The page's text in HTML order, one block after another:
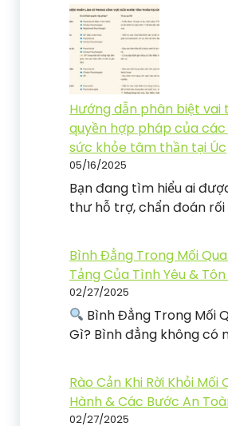
Hướng dẫn phân biệt
quyền hợp pháp của
sức khỏe tâm thần tại Úc
05/16/2025
Bạn đang tìm hiểu ai
thư hỗ trợ, chẩn đoán rối
Bình Đẳng Trong Mối
Tảng Của Tình Yêu &
02/27/2025
Bình Đẳng Trong Mối
Gì? Bình đẳng không có
Rào Cản Khi Rời Khỏi Mối
Hành & Các Bước An
02/27/2025